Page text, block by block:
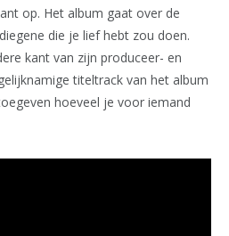
op. Het album gaat over de
die je lief hebt zou doen.
kant van zijn produceer- en
titeltrack van het album
hoeveel je voor iemand